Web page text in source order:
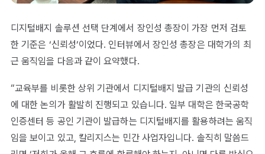
디지털배지 솔루션 선택 단계에서 장인성 총장이 가장 먼저 검토
한 기준은 ‘신뢰성’이었다. 인터뷰에서 장인성 총장은 대학가의 최
근 움직임을 다음과 같이 요약했다.
“교육부를 비롯한 상위 기관에서 디지털배지 발급 기관의 신뢰성
에 대한 논의가 활발히 진행되고 있습니다. 일부 대학은 한국공학
인증센터 등 공인 기관이 발급하는 디지털배지를 활용하려는 움직
임을 보이고 있고, 칼리지스는 민간 사업자입니다. 솔직히 말씀드